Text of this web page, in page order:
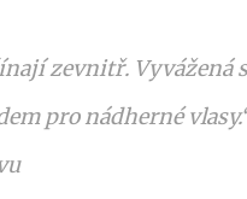
zevnitř. Vyvážená
pro nádherné